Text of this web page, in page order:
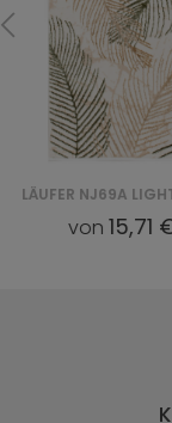
von 15,71